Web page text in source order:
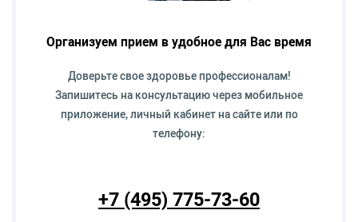
Организуем прием в удобное для Вас время
Доверьте свое здоровье профессионалам!
Запишитесь на консультацию через мобильное
приложение, личный кабинет на сайте или по
телефону:
+7 (495) 775-73-60